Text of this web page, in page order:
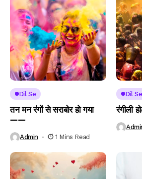
Dil Se
तन मन रंगों से सराबोर हो गया
——
Admin 1 Mins Read
Dil Se
रंगीली